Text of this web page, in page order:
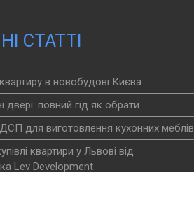
СТАТТІ
в новобудові Києва
двері: повний гід як обрати
для виготовлення кухонних меблів
квартири у Львові від
Lev Development